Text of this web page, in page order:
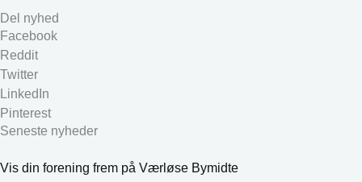
Del nyhed
Facebook
Reddit
Twitter
LinkedIn
Pinterest
Seneste nyheder
Vis din forening frem på Værløse Bymidte